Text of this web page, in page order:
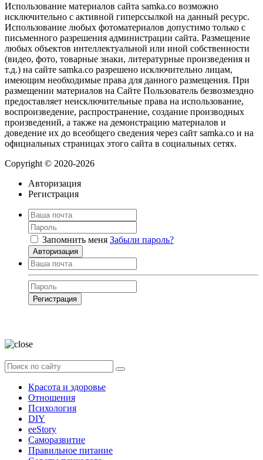
Использование материалов сайта samka.co возможно
исключительно с активной гиперссылкой на данный ресурс.
Использование любых фотоматериалов допустимо только с
письменного разрешения администрации сайта. Размещение
любых объектов интеллектуальной или иной собственности
(видео, фото, товарные знаки, литературные произведения и
т.д.) на сайте samka.co разрешено исключительно лицам,
имеющим необходимые права для данного размещения. При
размещении материалов на Сайте Пользователь безвозмездно
предоставляет неисключительные права на использование,
воспроизведение, распространение, создание производных
произведений, а также на демонстрацию материалов и
доведение их до всеобщего сведения через сайт samka.co и на
официальных страницах этого сайта в социальных сетях.
Copyright © 2020-2026
Авторизация
Регистрация
Запомнить меня Забыли пароль?
Авторизация
Регистрация
Красота и здоровье
Отношения
Психология
DIY
ееStory
Саморазвитие
Правильное питание